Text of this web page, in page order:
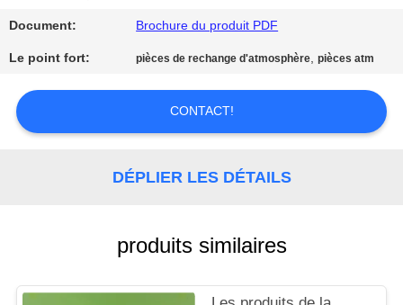
CONTACTEZ-
NOUS
NOUVELLES
CITATION
Document: Brochure du produit PDF
Le point fort: pièces de rechange d'atmosphère,pièces atm
CONTACT!
DÉPLIER LES DÉTAILS
produits similaires